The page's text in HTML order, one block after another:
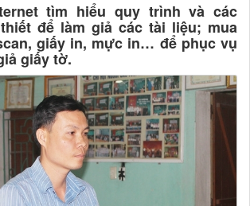
tìm hiểu quy trình và các
để làm giả các tài liệu; mua
giấy in, mực in… để phục vụ
giấy tờ.